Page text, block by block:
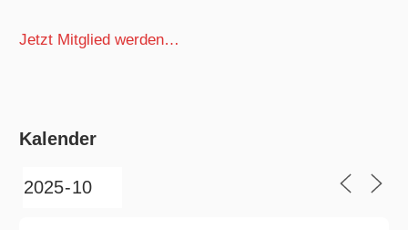
Jetzt Mitglied werden…
Kalender